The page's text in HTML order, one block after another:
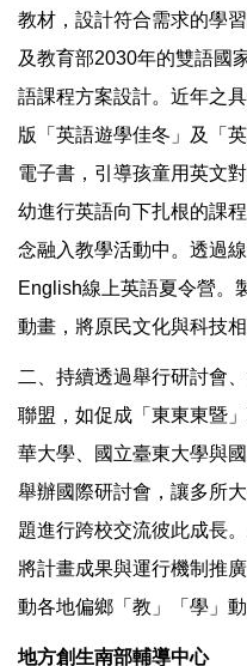
教材，設計符合需求的學
及教育部2030年的雙語國
語課程方案設計。近年之
版「英語遊學佳冬」及「
電子書，引導孩童用英文
幼進行英語向下扎根的課
念融入教學活動中。透過
English線上英語夏令營。
動畫，將原民文化與科技相
二、持續透過舉行研討會
聯盟，如促成「東東東暨
華大學、國立臺東大學與
舉辦國際研討會，讓多所
題進行跨校交流彼此成長
將計畫成果與運行機制推
動各地偏鄉「教」「學」動
地方創生南部輔導中心